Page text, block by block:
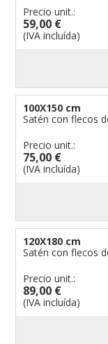
Precio unit.:
59,00 €
(IVA incluída)
100X150 cm
Satén con flecos
Precio unit.:
75,00 €
(IVA incluída)
120X180 cm
Satén con flecos
Precio unit.:
89,00 €
(IVA incluída)